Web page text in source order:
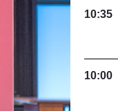
10:35
10:00